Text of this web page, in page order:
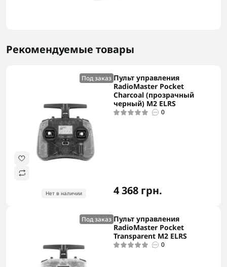
Рекомендуемые товары
Под заказ
Нет в наличии
Пульт управления
RadioMaster Pocket
Charcoal (прозрачный
черный) M2 ELRS
0
4 368 грн.
Под заказ Пульт управления
RadioMaster Pocket
Transparent M2 ELRS
0